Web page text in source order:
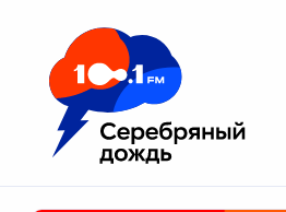
Москва 100.1 FM
Апатиты